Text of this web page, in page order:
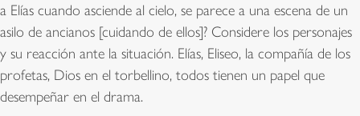
a Elías cuando asciende al cielo, se parece a una escena de un
asilo de ancianos [cuidando de ellos]? Considere los personajes
y su reacción ante la situación. Elías, Eliseo, la compañía de los
profetas, Dios en el torbellino, todos tienen un papel que
desempeñar en el drama.